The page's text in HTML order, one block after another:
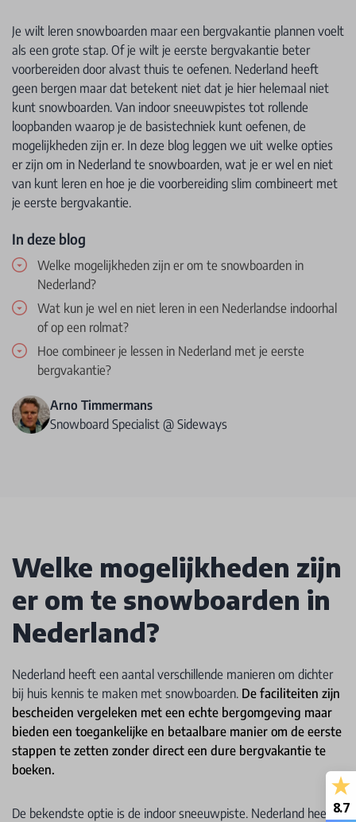
Je wilt leren snowboarden maar een bergvakantie plannen voelt
als een grote stap. Of je wilt je eerste bergvakantie beter
voorbereiden door alvast thuis te oefenen. Nederland heeft
geen bergen maar dat betekent niet dat je hier helemaal niet
kunt snowboarden. Van indoor sneeuwpistes tot rollende
loopbanden waarop je de basistechniek kunt oefenen, de
mogelijkheden zijn er. In deze blog leggen we uit welke opties
er zijn om in Nederland te snowboarden, wat je er wel en niet
van kunt leren en hoe je die voorbereiding slim combineert met
je eerste bergvakantie.
In deze blog
Welke mogelijkheden zijn er om te snowboarden in
Nederland?
Wat kun je wel en niet leren in een Nederlandse indoorhal
of op een rolmat?
Hoe combineer je lessen in Nederland met je eerste
bergvakantie?
Arno Timmermans
Snowboard Specialist @ Sideways
Welke mogelijkheden zijn
er om te snowboarden in
Nederland?
Nederland heeft een aantal verschillende manieren om dichter
bij huis kennis te maken met snowboarden. De faciliteiten zijn
bescheiden vergeleken met een echte bergomgeving maar
bieden een toegankelijke en betaalbare manier om de eerste
stappen te zetten zonder direct een dure bergvakantie te
boeken.
De bekendste optie is de indoor sneeuwpiste. Nederland heeft8.7